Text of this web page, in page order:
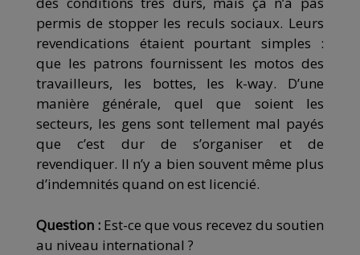
permis de stopper les reculs sociaux. Leurs
revendications étaient pourtant simples :
que les patrons fournissent les motos des
travailleurs, les bottes, les k-way. D’une
manière générale, quel que soient les
secteurs, les gens sont tellement mal payés
que c’est dur de s’organiser et de
revendiquer. Il n’y a bien souvent même plus
d’indemnités quand on est licencié.
Question : Est-ce que vous recevez du soutien
au niveau international ?